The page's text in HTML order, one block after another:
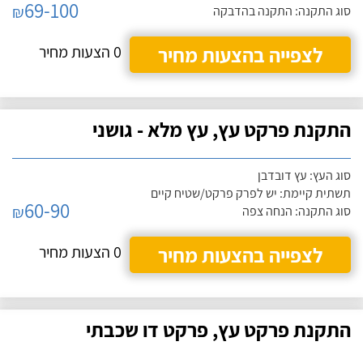
סוג התקנה: התקנה בהדבקה
₪69-100
לצפייה בהצעות מחיר
0 הצעות מחיר
התקנת פרקט עץ, עץ מלא - גושני
סוג העץ: עץ דובדבן
תשתית קיימת: יש לפרק פרקט/שטיח קיים
סוג התקנה: הנחה צפה
₪60-90
לצפייה בהצעות מחיר
0 הצעות מחיר
התקנת פרקט עץ, פרקט דו שכבתי